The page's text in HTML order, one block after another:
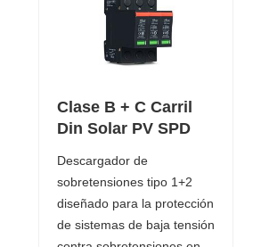
Clase B + C Carril
Din Solar PV SPD
Descargador de
sobretensiones tipo 1+2
diseñado para la protección
de sistemas de baja tensión